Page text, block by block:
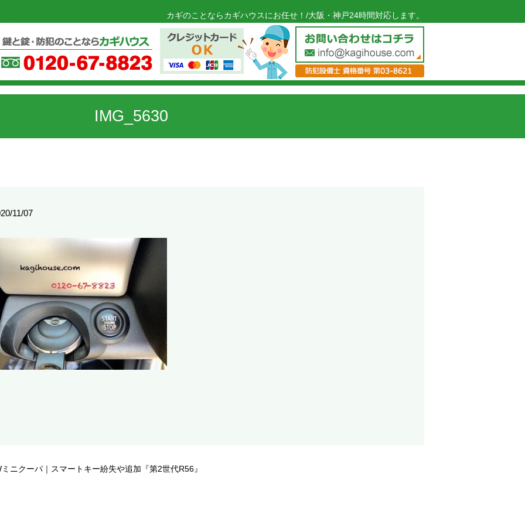
カギのことならカギハウスにお任せ！/大阪・神戸24時間対応します。
IMG_5630
11/07
ニクーパ｜スマートキー紛失や追加『第2世代R56』